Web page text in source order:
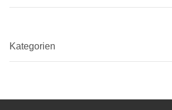
Kategorien